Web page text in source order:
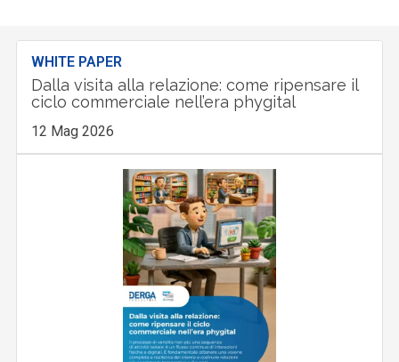
WHITE PAPER
Dalla visita alla relazione: come ripensare il
ciclo commerciale nell’era phygital
12 Mag 2026